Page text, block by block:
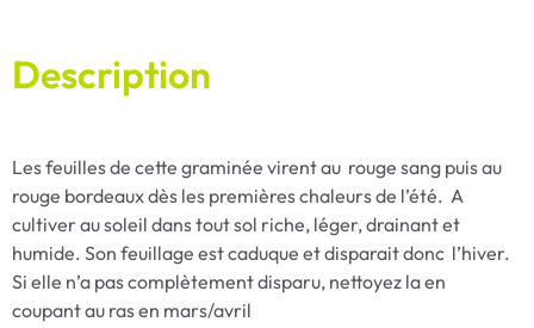
Description
Les feuilles de cette graminée virent au rouge sang puis au
rouge bordeaux dès les premières chaleurs de l’été. A
cultiver au soleil dans tout sol riche, léger, drainant et
humide. Son feuillage est caduque et disparait donc l’hiver.
Si elle n’a pas complètement disparu, nettoyez la en
coupant au ras en mars/avril